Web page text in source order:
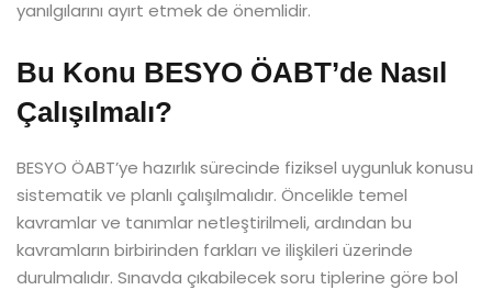
yanılgılarını ayırt etmek de önemlidir.
Bu Konu BESYO ÖABT’de Nasıl
Çalışılmalı?
BESYO ÖABT’ye hazırlık sürecinde fiziksel uygunluk konusu
sistematik ve planlı çalışılmalıdır. Öncelikle temel
kavramlar ve tanımlar netleştirilmeli, ardından bu
kavramların birbirinden farkları ve ilişkileri üzerinde
durulmalıdır. Sınavda çıkabilecek soru tiplerine göre bol